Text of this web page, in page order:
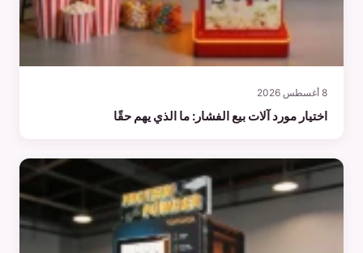
8 أغسطس 2026
اختيار مورد آلات بيع الفشار: ما الذي يهم حقًا